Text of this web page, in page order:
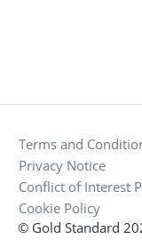
© Gold Standard
Terms and
Privacy Notice
Conflict of Interest
Cookie Policy